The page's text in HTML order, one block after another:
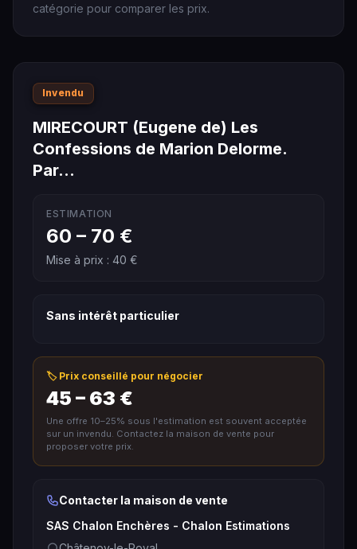
catégorie pour comparer les prix.
Invendu
MIRECOURT (Eugene de) Les
Confessions de Marion Delorme.
Par…
ESTIMATION
60 – 70 €
Mise à prix : 40 €
Sans intérêt particulier
🏷️ Prix conseillé pour négocier
45 – 63 €
Une offre 10–25% sous l'estimation est souvent acceptée
sur un invendu. Contactez la maison de vente pour
proposer votre prix.
Contacter la maison de vente
SAS Chalon Enchères - Chalon Estimations